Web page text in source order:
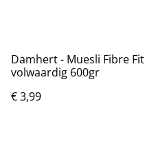
Damhert - Muesli Fibre Fit
volwaardig 600gr
€ 3,99